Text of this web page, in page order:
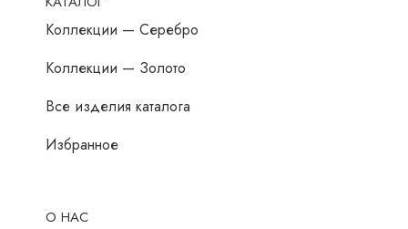
Коллекции — Серебро
Коллекции — Золото
Все изделия каталога
Избранное
О НАС